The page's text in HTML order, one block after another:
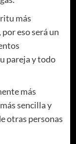
más
eso será un
pareja y todo
más
sencilla y
otras personas